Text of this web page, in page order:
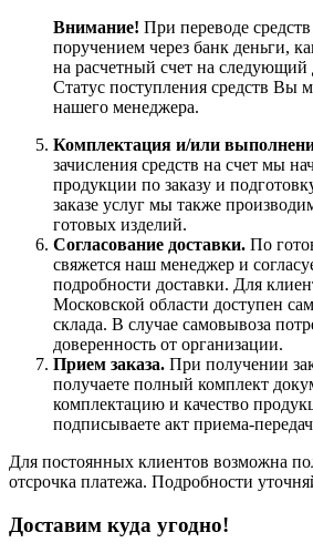
Внимание! При переводе
поручением через банк деньги,
на расчетный счет на следующий
Статус поступления средств Вы
нашего менеджера.
Комплектация и/или
зачисления средств на счет мы
продукции по заказу и
заказе услуг мы также
готовых изделий.
Согласование доставки. По
свяжется наш менеджер и
подробности доставки. Для
Московской области доступен
склада. В случае самовывоза
доверенность от организации.
Прием заказа. При получении
получаете полный комплект
комплектацию и качество
подписываете акт приема-
Для постоянных клиентов возможна
отсрочка платежа. Подробности
Доставим куда угодно!